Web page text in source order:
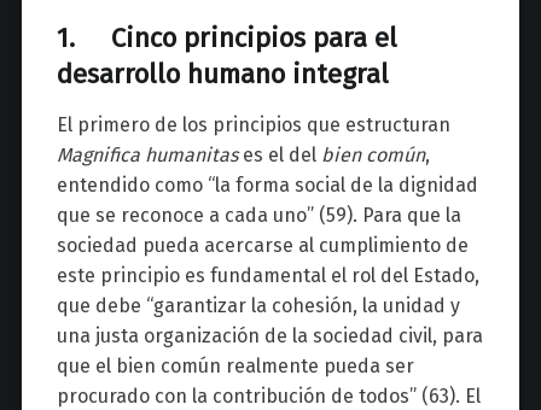
1. Cinco principios para el
desarrollo humano integral
El primero de los principios que estructuran
Magnifica humanitases el delbien común,
entendido como “la forma social de la dignidad
que se reconoce a cada uno” (59). Para que la
sociedad pueda acercarse al cumplimiento de
este principio es fundamental el rol del Estado,
que debe “garantizar la cohesión, la unidad y
una justa organización de la sociedad civil, para
que el bien común realmente pueda ser
procurado con la contribución de todos” (63). El